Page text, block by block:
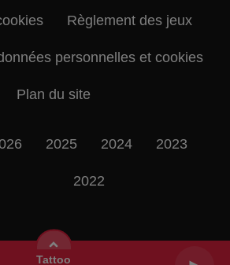
Tattoo
Règlement des jeux
personnelles et cookies
Plan du site
2025 2024 2023
2022